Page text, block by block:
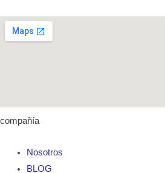
compañía
Nosotros
BLOG